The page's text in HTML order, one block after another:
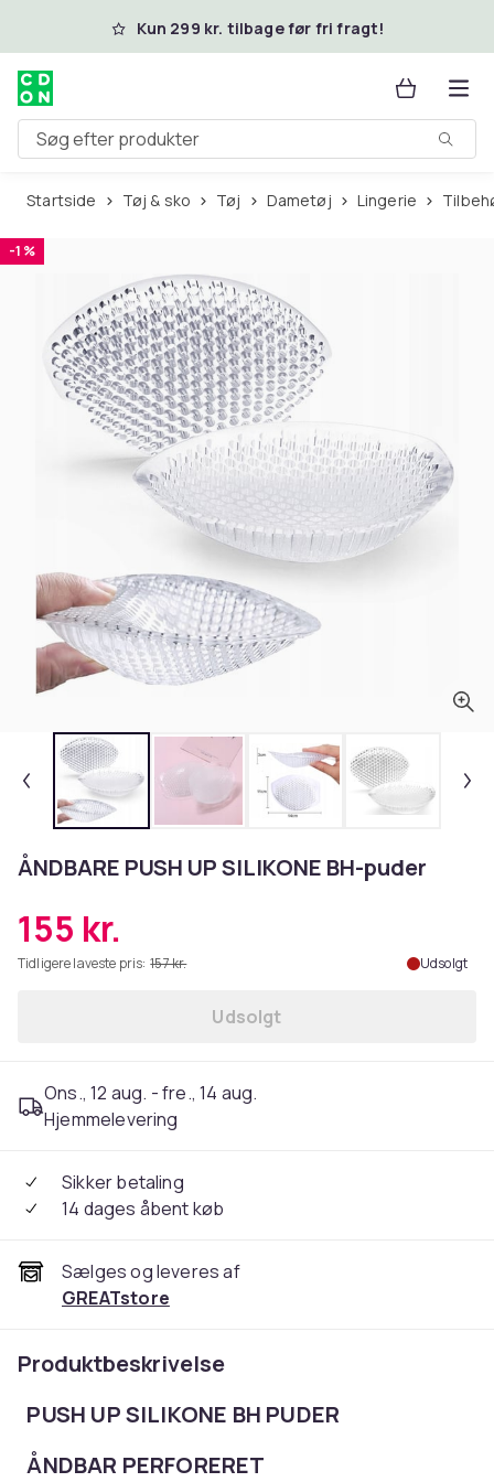
Spring til hovedindhold
Kun 299 kr. tilbage før fri fragt!
Søg efter produkter
Startside Tøj & sko Tøj Dametøj Lingerie
-1 %
ÅNDBARE PUSH UP SILIKONE BH-puder
155 kr.
Tidligere laveste pris: 157 kr. Udsolgt
Udsolgt
Ons., 12 aug. - fre., 14 aug.
Hjemmelevering
Sikker betaling
14 dages åbent køb
Sælges og leveres af
GREATstore
Produktbeskrivelse
PUSH UP SILIKONE BH PUDER
ÅNDBAR PERFORERET